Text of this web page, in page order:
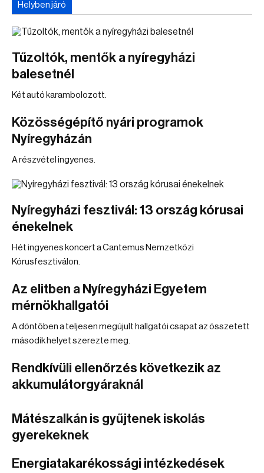
Helyben járó
Tűzoltók, mentők a nyíregyházi
balesetnél
Két autó karambolozott.
Közösségépítő nyári programok
Nyíregyházán
A részvétel ingyenes.
Nyíregyházi fesztivál: 13 ország kórusai
énekelnek
Hét ingyenes koncert a Cantemus Nemzetközi
Kórusfesztiválon.
Az elitben a Nyíregyházi Egyetem
mérnökhallgatói
A döntőben a teljesen megújult hallgatói csapat az összetett
második helyet szerezte meg.
Rendkívüli ellenőrzés következik az
akkumulátorgyáraknál
Mátészalkán is gyűjtenek iskolás
gyerekeknek
Energiatakarékossági intézkedések